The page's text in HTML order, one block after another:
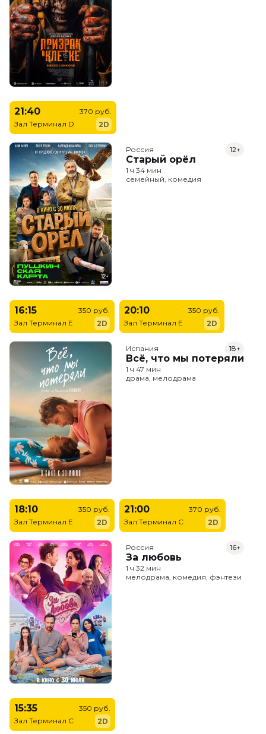
21:40
Зал Терминал D
370 руб.
2D
Россия
Старый орёл
12+
1 ч 34 мин
семейный, комедия
16:15
Зал Терминал E
350 руб.
2D
20:10
Зал Терминал E
350 руб.
2D
Испания
Всё, что мы потеряли
18+
1 ч 47 мин
драма, мелодрама
18:10
Зал Терминал E
350 руб.
2D
21:00
Зал Терминал C
370 руб.
2D
Россия
За любовь
16+
1 ч 32 мин
мелодрама, комедия, фэнтези
15:35
Зал Терминал C
350 руб.
2D